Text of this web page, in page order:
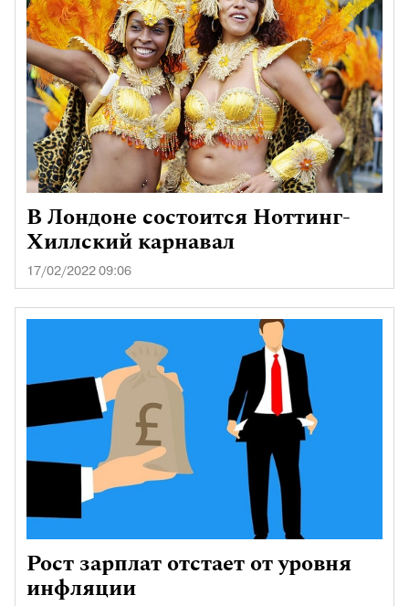
В Лондоне состоится Ноттинг-
Хиллский карнавал
17/02/2022 09:06
Рост зарплат отстает от уровня
инфляции